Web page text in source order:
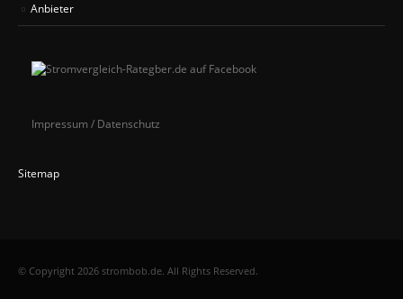
Anbieter
Impressum / Datenschutz
Sitemap
© Copyright 2026 strombob.de. All Rights Reserved.